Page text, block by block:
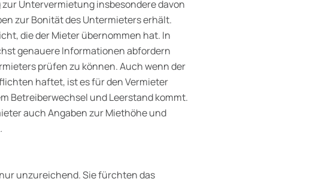
Untervermietung insbesondere davon
zur Bonität des Untermieters erhält.
die der Mieter übernommen hat. In
genauere Informationen abfordern
prüfen zu können. Auch wenn der
haftet, ist es für den Vermieter
Betreiberwechsel und Leerstand kommt.
auch Angaben zur Miethöhe und
unzureichend. Sie fürchten das